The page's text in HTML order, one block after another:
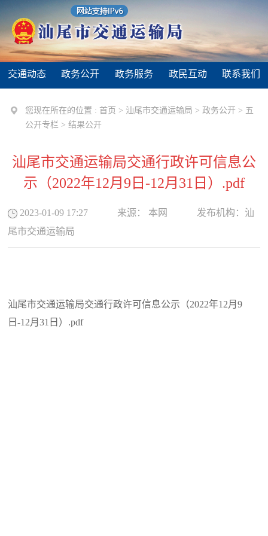
交通动态 政务公开 政务服务 政民互动 联系我们
您现在所在的位置 : 首页 > 汕尾市交通运输局 >政务公开 > 五
公开专栏 >结果公开
汕尾市交通运输局交通行政许可信息公
示（2022年12月9日-12月31日）.pdf
2023-01-09 17:27 来源： 本网 发布机构： 汕
尾市交通运输局
汕尾市交通运输局交通行政许可信息公示（2022年12月9
日-12月31日）.pdf